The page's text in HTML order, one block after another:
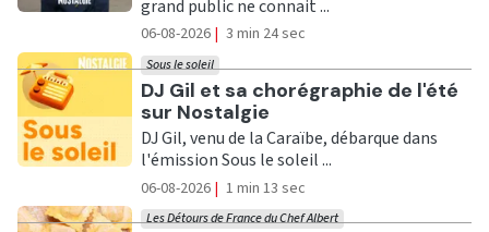
grand public ne connait ...
06-08-2026 | 3 min 24 sec
Ecouter
DJ Gil et sa chorégraphie de l'été
sur Nostalgie
Sous le soleil
DJ Gil, venu de la Caraïbe, débarque dans
l'émission Sous le soleil ...
06-08-2026 | 1 min 13 sec
Les Détours de France du Chef Albert